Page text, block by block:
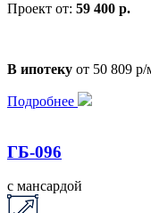
Проект от: 59 400 р.
В ипотеку от 50 809 р/
Подробнее
ГБ-096
с мансардой